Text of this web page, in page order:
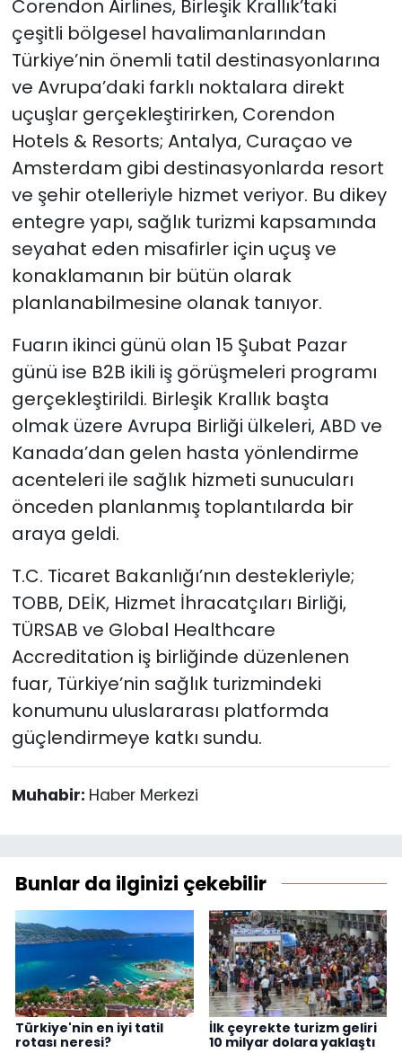
Corendon Airlines, Birleşik Krallık’taki
çeşitli bölgesel havalimanlarından
Türkiye’nin önemli tatil destinasyonlarına
ve Avrupa’daki farklı noktalara direkt
uçuşlar gerçekleştirirken, Corendon
Hotels & Resorts; Antalya, Curaçao ve
Amsterdam gibi destinasyonlarda resort
ve şehir otelleriyle hizmet veriyor. Bu dikey
entegre yapı, sağlık turizmi kapsamında
seyahat eden misafirler için uçuş ve
konaklamanın bir bütün olarak
planlanabilmesine olanak tanıyor.
Fuarın ikinci günü olan 15 Şubat Pazar
günü ise B2B ikili iş görüşmeleri programı
gerçekleştirildi. Birleşik Krallık başta
olmak üzere Avrupa Birliği ülkeleri, ABD ve
Kanada’dan gelen hasta yönlendirme
acenteleri ile sağlık hizmeti sunucuları
önceden planlanmış toplantılarda bir
araya geldi.
T.C. Ticaret Bakanlığı’nın destekleriyle;
TOBB, DEİK, Hizmet İhracatçıları Birliği,
TÜRSAB ve Global Healthcare
Accreditation iş birliğinde düzenlenen
fuar, Türkiye’nin sağlık turizmindeki
konumunu uluslararası platformda
güçlendirmeye katkı sundu.
Muhabir: Haber Merkezi
Bunlar da ilginizi çekebilir
Türkiye'nin en iyi tatil
rotası neresi?
İlk çeyrekte turizm geliri
10 milyar dolara yaklaştı